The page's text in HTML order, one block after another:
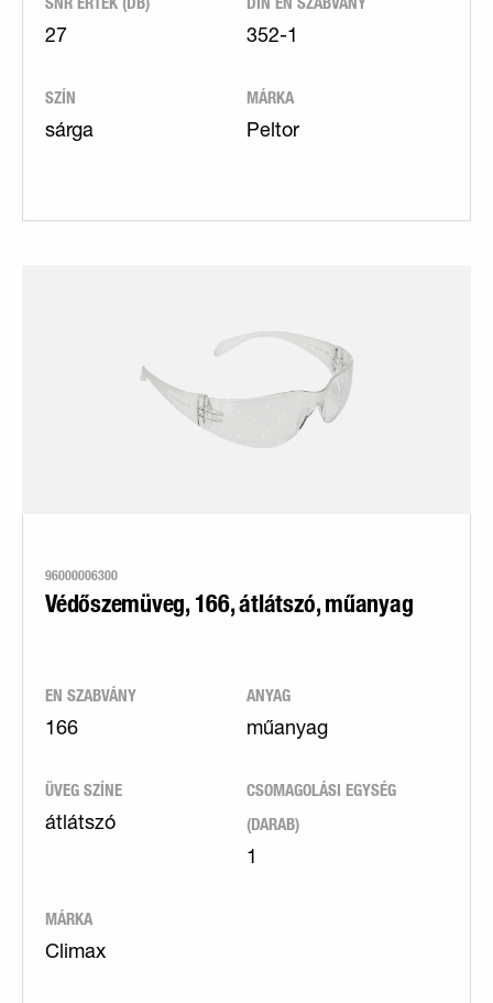
27 352-1
SZÍN
sárga
MÁRKA
Peltor
96000006300
Védőszemüveg, 166, átlátszó, műanyag
EN SZABVÁNY
166
ANYAG
műanyag
ÜVEG SZÍNE
átlátszó
CSOMAGOLÁSI EGYSÉG
(DARAB)
1
MÁRKA
Climax